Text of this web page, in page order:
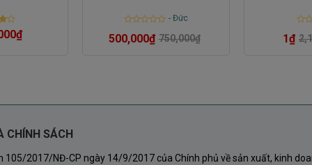
Cheval Noir Bordeaux Rouge
₫
0
- Đức
750,000₫
500,000₫
0
1₫
CHÍNH SÁCH
105/2017/NĐ-CP ngày 14/9/2017 của Chính phủ về sản xuất, kinh